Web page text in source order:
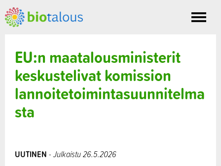
Toggle
EU:n maatalousministerit
keskustelivat komission
lannoitetoimintasuunnitelma
sta
UUTINEN - Julkaistu 26.5.2026